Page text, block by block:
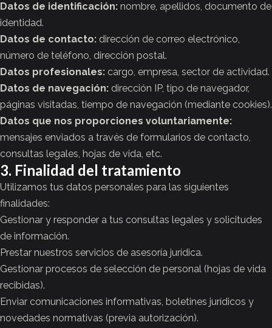
Datos de identificación: nombre, apellidos, documento de
identidad.
Datos de contacto: dirección de correo electrónico,
número de teléfono, dirección postal.
Datos profesionales: cargo, empresa, sector de actividad.
Datos de navegación: dirección IP, tipo de navegador,
páginas visitadas, tiempo de navegación (mediante cookies).
Datos que nos proporciones voluntariamente:
mensajes enviados a través de formularios de contacto,
consultas legales, hojas de vida, etc.
3. Finalidad del tratamiento
Utilizamos tus datos personales para las siguientes
finalidades:
Gestionar y responder a tus consultas legales y solicitudes
de información.
Prestar nuestros servicios de asesoría jurídica.
Gestionar procesos de selección de personal (hojas de vida
recibidas).
Enviar comunicaciones informativas, boletines jurídicos y
novedades normativas (previa autorización).